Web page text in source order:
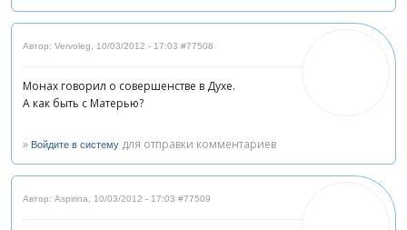
Автор: Vervoleg 10/03/2012 - 17:03 #77508
Монах говорил о совершенстве в Духе.
А как быть с Матерью?
» Войдите в систему для отправки комментариев
Автор: Aspirina, 10/03/2012 - 17:03 #77509